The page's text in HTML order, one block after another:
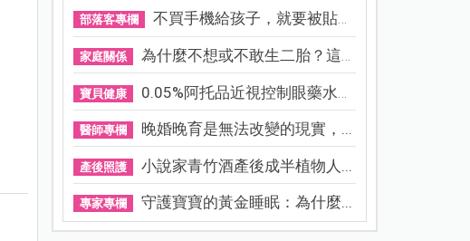
部落客專欄 不買手機給孩子，就要被貼「...
家庭關係 為什麼不想或不敢生二胎？這8...
寶貝健康 0.05%阿托品近視控制眼藥水納...
醫師專欄 晚婚晚育是無法改變的現實，...
產後照護 小說家青竹酒產後成半植物人...
專家專欄 守護寶寶的黃金睡眠：為什麼...